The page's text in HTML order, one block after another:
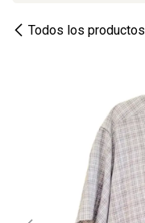
Todos los productos